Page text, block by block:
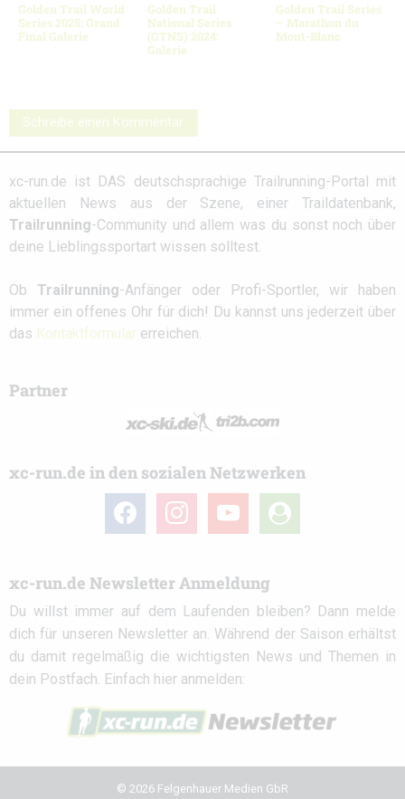
Golden Trail World
Series 2025: Grand
Final Galerie
Golden Trail
National Series
(GTNS) 2024:
Galerie
Golden Trail Series
– Marathon du
Mont-Blanc
Schreibe einen Kommentar
xc-run.de ist DAS deutschsprachige Trailrunning-Portal mit
aktuellen News aus der Szene, einer Traildatenbank,
Trailrunning-Community und allem was du sonst noch über
deine Lieblingssportart wissen solltest.
Ob Trailrunning-Anfänger oder Profi-Sportler, wir haben
immer ein offenes Ohr für dich! Du kannst uns jederzeit über
das Kontaktformular erreichen.
Partner
xc-run.de in den sozialen Netzwerken
facebook instagramyoutube
user-
circle
xc-run.de Newsletter Anmeldung
Du willst immer auf dem Laufenden bleiben? Dann melde
dich für unseren Newsletter an. Während der Saison erhältst
du damit regelmäßig die wichtigsten News und Themen in
dein Postfach. Einfach hier anmelden:
© 2026 Felgenhauer Medien GbR